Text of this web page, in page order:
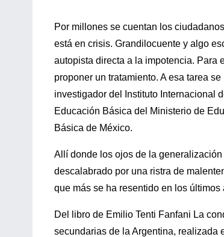
Por millones se cuentan los
está en crisis. Grandilocuente y algo
autopista directa a la impotencia. Para
proponer un tratamiento. A esa tarea
investigador del Instituto Internacional
Educación Básica del Ministerio de
Básica de México.
Allí donde los ojos de la
descalabrado por una ristra de
que más se ha resentido en los
Del libro de Emilio Tenti Fanfani La
secundarias de la Argentina, realizada